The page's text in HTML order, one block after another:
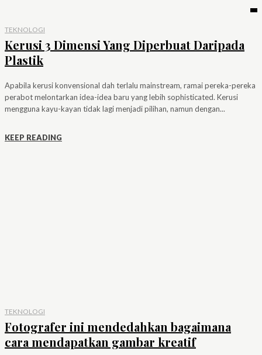
TEKNOLOGI
Kerusi 3 Dimensi Yang Diperbuat Daripada
Plastik
Apabila kerusi konvensional dah terlalu mainstream, ramai pereka-pereka
perabot melontarkan idea-idea baru yang lebih sophisticated. Kerusi
mengguna kayu-kayan tidak lagi menjadi pilihan, namun dengan...
KEEP READING
TEKNOLOGI
Fotografer ini mendedahkan bagaimana
cara mendapatkan gambar kreatif